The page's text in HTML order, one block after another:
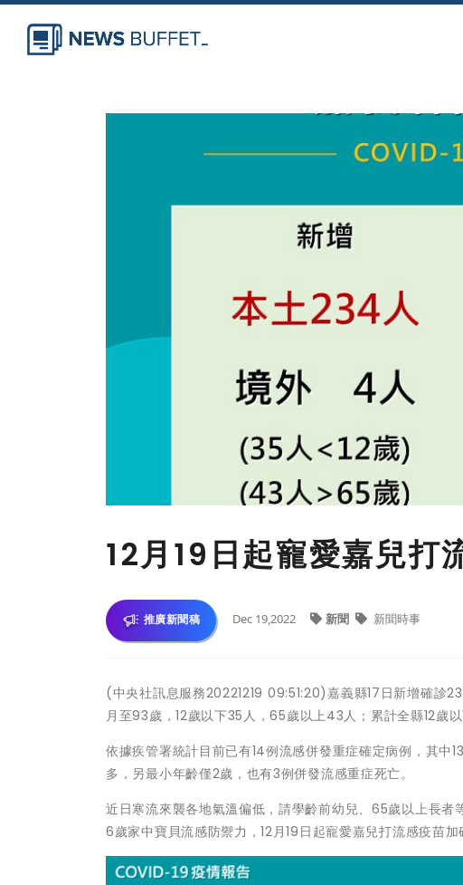
12月19日起寵愛嘉兒打
推廣新聞稿 Dec 19,2022 新聞 新聞時事
(中央社訊息服務20221219 09:51:20)嘉義縣17日新增確診
月至93歲，12歲以下35人，65歲以上43人；累計全縣12歲
依據疾管署統計目前已有14例流感併發重症確定病例，其中
多，另最小年齡僅2歲，也有3例併發流感重症死亡。
近日寒流來襲各地氣溫偏低，請學齡前幼兒、65歲以上長
6歲家中寶貝流感防禦力，12月19日起寵愛嘉兒打流感疫苗